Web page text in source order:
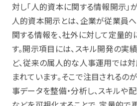
対し「人的資本に関する情報開示」
人的資本開示とは、企業が従業員
関する情報を、社外に対して定量
す。開示項目には、スキル開発の実
ど、従来の属人的な人事運用では
まれています。そこで注目されるの
事データを整備・分析し、スキルや